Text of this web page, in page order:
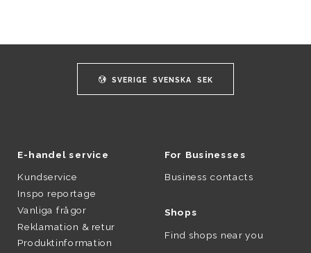
SVERIGE SVENSKA SEK
E-handel service
Kundservice
Inspo reportage
Vanliga frågor
Reklamation & retur
Produktinformation
For Businesses
Business contacts
Shops
Find shops near you